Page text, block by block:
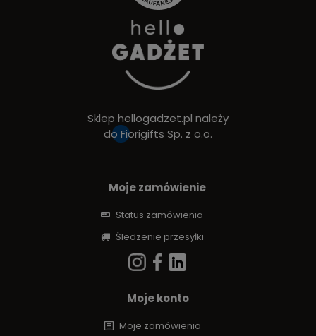
Sklep hellogadzet.pl należy
do Fiorigifts Sp. z o.o.
Moje zamówienie
Status zamówienia
Śledzenie przesyłki
Moje konto
Moje zamówienia